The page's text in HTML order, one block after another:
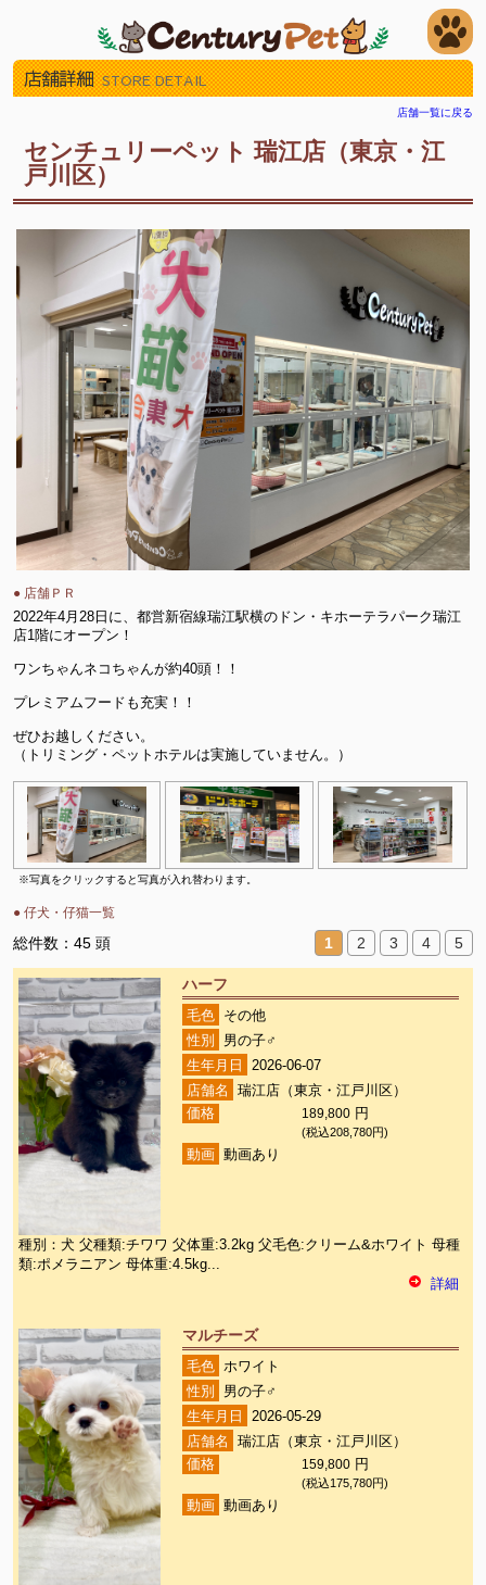
店舗詳細 STORE DETAIL
店舗一覧に戻る
センチュリーペット 瑞江店（東京・江
戸川区）
● 店舗ＰＲ
2022年4月28日に、都営新宿線瑞江駅横のドン・キホーテラパーク瑞江
店1階にオープン！
ワンちゃんネコちゃんが約40頭！！
プレミアムフードも充実！！
ぜひお越しください。
（トリミング・ペットホテルは実施していません。）
※写真をクリックすると写真が入れ替わります。
● 仔犬・仔猫一覧
総件数：45 頭 1 2 3 4 5
ハーフ
毛色
その他
性別
男の子♂
生年月日
2026-06-07
店舗名
瑞江店（東京・江戸川区）
価格
189,800 円
(税込208,780円)
動画 動画あり
種別：犬 父種類:チワワ 父体重:3.2kg 父毛色:クリーム&ホワイト 母種
類:ポメラニアン 母体重:4.5kg...
詳細
マルチーズ
毛色 ホワイト
性別
男の子♂
生年月日
2026-05-29
店舗名
瑞江店（東京・江戸川区）
価格
159,800 円
(税込175,780円)
動画 動画あり